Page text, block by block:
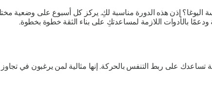
إذن هذه الدورة مناسبة لكِ. يركز كل أسبوع على وضعية مختلفة
ودعمًا بالأدوات اللازمة لمساعدتكِ على بناء الثقة خطوة بخطوة.
تساعدك على ربط التنفس بالحركة. إنها مثالية لمن يرغبون في